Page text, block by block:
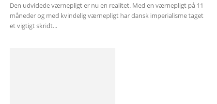
Den udvidede værnepligt er nu en realitet. Med en værnepligt på 11
måneder og med kvindelig værnepligt har dansk imperialisme taget
et vigtigt skridt...